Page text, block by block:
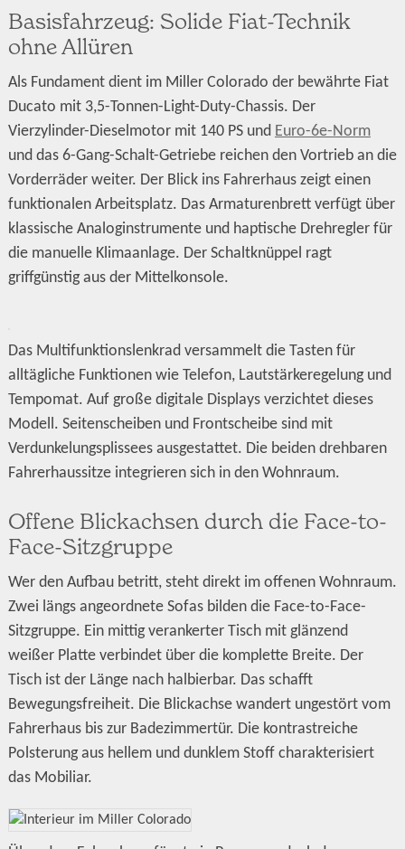
Basisfahrzeug: Solide Fiat-Technik
ohne Allüren
Als Fundament dient im Miller Colorado der bewährte Fiat
Ducato mit 3,5-Tonnen-Light-Duty-Chassis. Der
Vierzylinder-Dieselmotor mit 140 PS und Euro-6e-Norm
und das 6-Gang-Schalt-Getriebe reichen den Vortrieb an die
Vorderräder weiter. Der Blick ins Fahrerhaus zeigt einen
funktionalen Arbeitsplatz. Das Armaturenbrett verfügt über
klassische Analoginstrumente und haptische Drehregler für
die manuelle Klimaanlage. Der Schaltknüppel ragt
griffgünstig aus der Mittelkonsole.
Das Multifunktionslenkrad versammelt die Tasten für
alltägliche Funktionen wie Telefon, Lautstärkeregelung und
Tempomat. Auf große digitale Displays verzichtet dieses
Modell. Seitenscheiben und Frontscheibe sind mit
Verdunkelungsplissees ausgestattet. Die beiden drehbaren
Fahrerhaussitze integrieren sich in den Wohnraum.
Offene Blickachsen durch die Face-to-
Face-Sitzgruppe
Wer den Aufbau betritt, steht direkt im offenen Wohnraum.
Zwei längs angeordnete Sofas bilden die Face-to-Face-
Sitzgruppe. Ein mittig verankerter Tisch mit glänzend
weißer Platte verbindet über die komplette Breite. Der
Tisch ist der Länge nach halbierbar. Das schafft
Bewegungsfreiheit. Die Blickachse wandert ungestört vom
Fahrerhaus bis zur Badezimmertür. Die kontrastreiche
Polsterung aus hellem und dunklem Stoff charakterisiert
das Mobiliar.